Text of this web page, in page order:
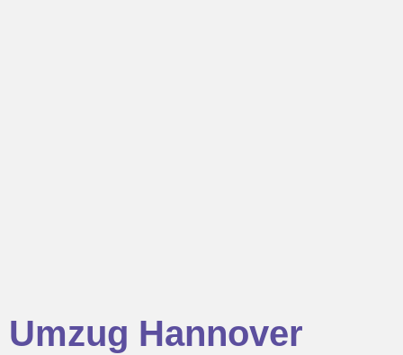
Umzug Hannover